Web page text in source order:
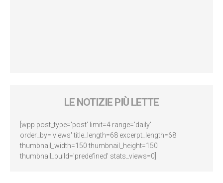
LE NOTIZIE PIÙ LETTE
[wpp post_type='post' limit=4 range='daily'
order_by='views' title_length=68 excerpt_length=68
thumbnail_width=150 thumbnail_height=150
thumbnail_build='predefined' stats_views=0]